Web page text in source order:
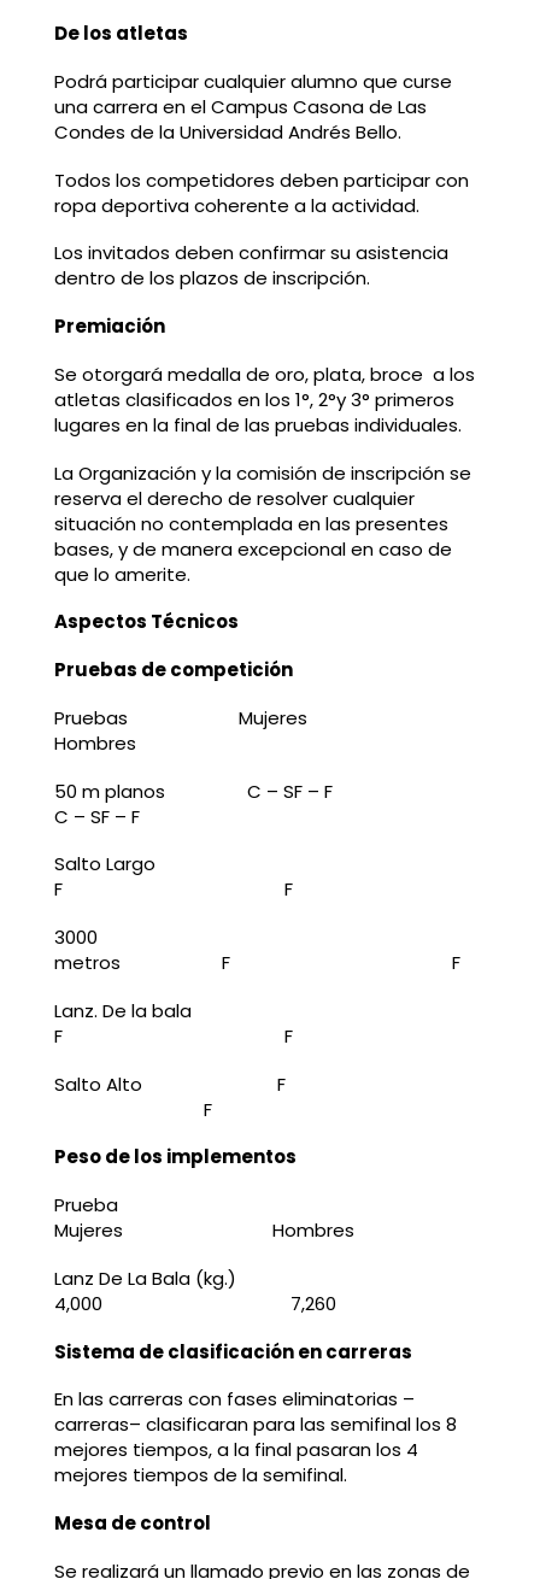
De los atletas
Podrá participar cualquier alumno que curse
una carrera en el Campus Casona de Las
Condes de la Universidad Andrés Bello.
Todos los competidores deben participar con
ropa deportiva coherente a la actividad.
Los invitados deben confirmar su asistencia
dentro de los plazos de inscripción.
Premiación
Se otorgará medalla de oro, plata, broce a los
atletas clasificados en los 1°, 2°y 3° primeros
lugares en la final de las pruebas individuales.
La Organización y la comisión de inscripción se
reserva el derecho de resolver cualquier
situación no contemplada en las presentes
bases, y de manera excepcional en caso de
que lo amerite.
Aspectos Técnicos
Pruebas de competición
Pruebas Mujeres
Hombres
50 m planos C – SF – F
C – SF – F
Salto Largo
F F
3000
metros F F
Lanz. De la bala
F F
Salto Alto F
F
Peso de los implementos
Prueba
Mujeres Hombres
Lanz De La Bala (kg.)
4,000 7,260
Sistema de clasificación en carreras
En las carreras con fases eliminatorias –
carreras– clasificaran para las semifinal los 8
mejores tiempos, a la final pasaran los 4
mejores tiempos de la semifinal.
Mesa de control
Se realizará un llamado previo en las zonas de